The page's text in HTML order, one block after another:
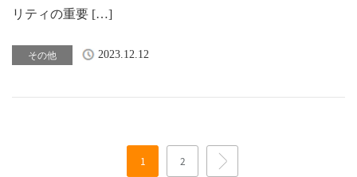
リティの重要 […]
その他 2023.12.12
1 2